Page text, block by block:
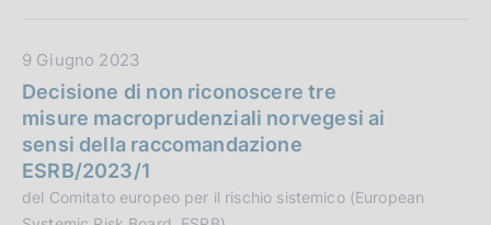
:
l
c
a
z
i
o
D
a
t
a
P
u
b
9 Giugno 2023
Decisione di non riconoscere tre
misure macroprudenziali norvegesi ai
sensi della raccomandazione
ESRB/2023/1
del Comitato europeo per il rischio sistemico (European